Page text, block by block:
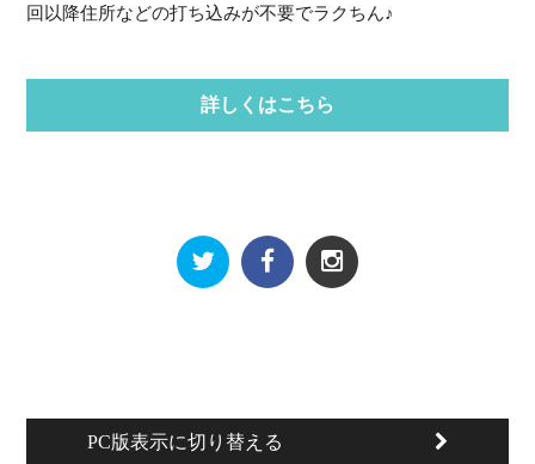
回以降住所などの打ち込みが不要でラクちん♪
詳しくはこちら
PC版表示に切り替える